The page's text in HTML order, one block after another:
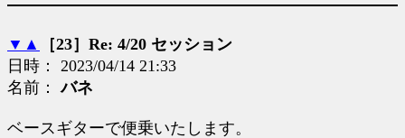
▼ ▲
［23］Re: 4/20 セッション
日時： 2023/04/14 21:33
名前：バネ
ベースギターで便乗いたします。